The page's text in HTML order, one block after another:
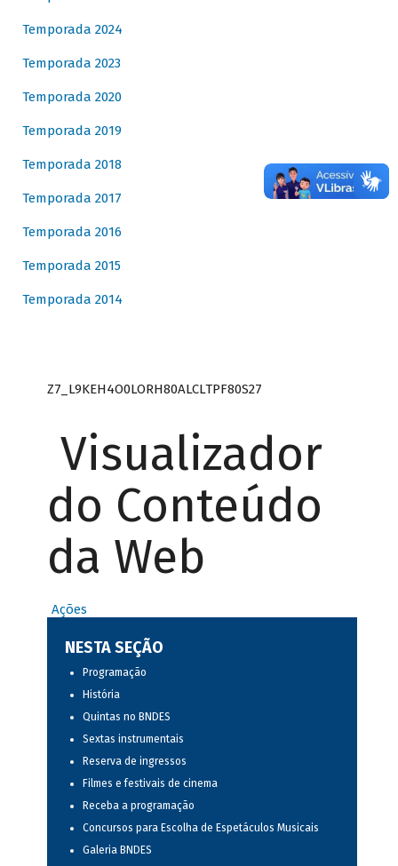
Temporada 2024
Temporada 2023
Temporada 2020
Temporada 2019
Temporada 2018
Temporada 2017
Temporada 2016
Temporada 2015
Temporada 2014
Z7_L9KEH4O0LORH80ALCLTPF80S27
Visualizador
do Conteúdo
da Web
Ações
NESTA SEÇÃO
Programação
História
Quintas no BNDES
Sextas instrumentais
Reserva de ingressos
Filmes e festivais de cinema
Receba a programação
Concursos para Escolha de Espetáculos Musicais
Galeria BNDES